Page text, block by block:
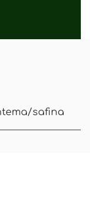
safina